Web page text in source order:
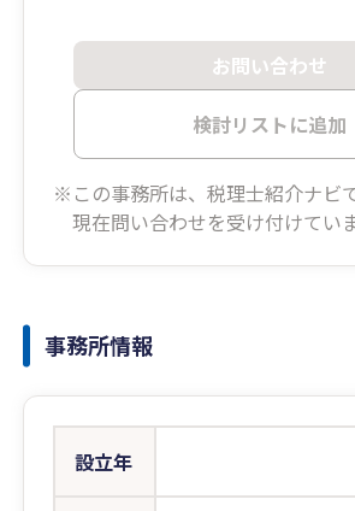
お問い合わせ
検討リストに追加
※この事務所は、税理士紹介ナビ
現在問い合わせを受け付けてい
事務所情報
設立年